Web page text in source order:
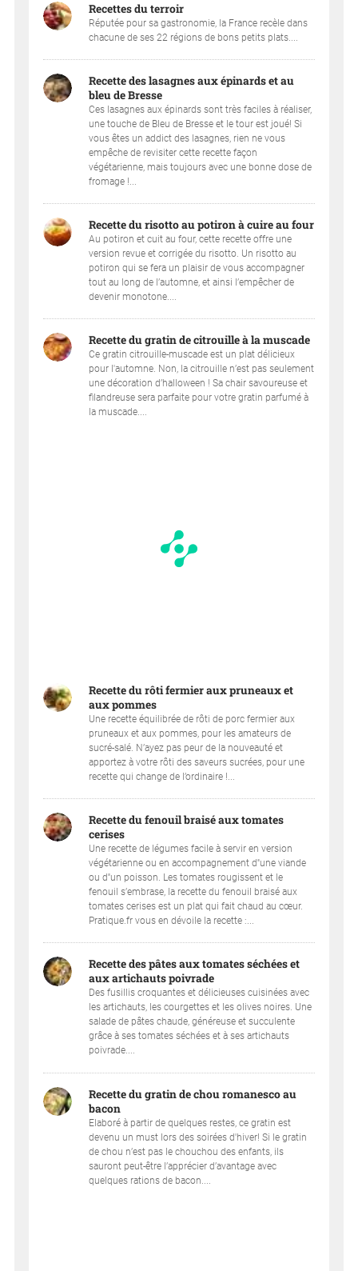
Recettes du terroir
Réputée pour sa gastronomie, la France recèle dans
chacune de ses 22 régions de bons petits plats....
Recette des lasagnes aux épinards et au
bleu de Bresse
Ces lasagnes aux épinards sont très faciles à réaliser,
une touche de Bleu de Bresse et le tour est joué! Si
vous êtes un addict des lasagnes, rien ne vous
empêche de revisiter cette recette façon
végétarienne, mais toujours avec une bonne dose de
fromage !...
Recette du risotto au potiron à cuire au four
Au potiron et cuit au four, cette recette offre une
version revue et corrigée du risotto. Un risotto au
potiron qui se fera un plaisir de vous accompagner
tout au long de l’automne, et ainsi l’empêcher de
devenir monotone....
Recette du gratin de citrouille à la muscade
Ce gratin citrouille-muscade est un plat délicieux
pour l'automne. Non, la citrouille n’est pas seulement
une décoration d’halloween ! Sa chair savoureuse et
filandreuse sera parfaite pour votre gratin parfumé à
la muscade....
Recette du rôti fermier aux pruneaux et
aux pommes
Une recette équilibrée de rôti de porc fermier aux
pruneaux et aux pommes, pour les amateurs de
sucré-salé. N’ayez pas peur de la nouveauté et
apportez à votre rôti des saveurs sucrées, pour une
recette qui change de l’ordinaire !...
Recette du fenouil braisé aux tomates
cerises
Une recette de légumes facile à servir en version
végétarienne ou en accompagnement d''une viande
ou d''un poisson. Les tomates rougissent et le
fenouil s’embrase, la recette du fenouil braisé aux
tomates cerises est un plat qui fait chaud au cœur.
Pratique.fr vous en dévoile la recette :...
Recette des pâtes aux tomates séchées et
aux artichauts poivrade
Des fusillis croquantes et délicieuses cuisinées avec
les artichauts, les courgettes et les olives noires. Une
salade de pâtes chaude, généreuse et succulente
grâce à ses tomates séchées et à ses artichauts
poivrade....
Recette du gratin de chou romanesco au
bacon
Elaboré à partir de quelques restes, ce gratin est
devenu un must lors des soirées d'hiver! Si le gratin
de chou n’est pas le chouchou des enfants, ils
sauront peut-être l’apprécier d’avantage avec
quelques rations de bacon....